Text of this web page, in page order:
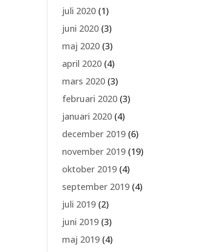
juli 2020 (1)
juni 2020 (3)
maj 2020 (3)
april 2020 (4)
mars 2020 (3)
februari 2020 (3)
januari 2020 (4)
december 2019 (6)
november 2019 (19)
oktober 2019 (4)
september 2019 (4)
juli 2019 (2)
juni 2019 (3)
maj 2019 (4)